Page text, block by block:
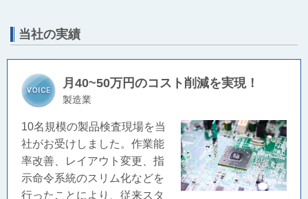
当社の実績
月40~50万円のコスト削減を実現！
製造業
10名規模の製品検査現場を当
社がお受けしました。作業能
率改善、レイアウト変更、指
示命令系統のスリム化などを
行ったことにより、従来スタ